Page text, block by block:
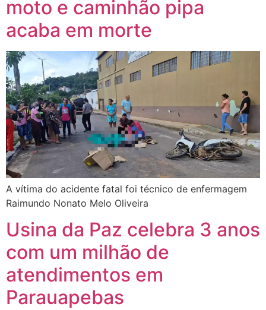
moto e caminhão pipa
acaba em morte
A vítima do acidente fatal foi técnico de enfermagem
Raimundo Nonato Melo Oliveira
Usina da Paz celebra 3 anos
com um milhão de
atendimentos em
Parauapebas